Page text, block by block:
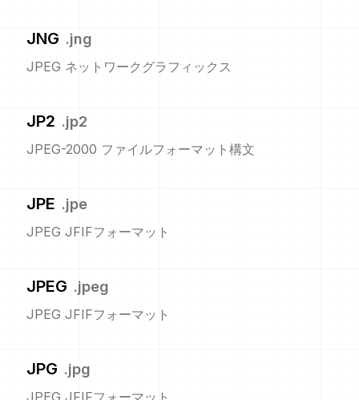
JNG .jng
JPEG ネットワークグラフィックス
JP2 .jp2
JPEG-2000 ファイルフォーマット構文
JPE .jpe
JPEG JFIFフォーマット
JPEG .jpeg
JPEG JFIFフォーマット
JPG .jpg
JPEG JFIFフォーマット